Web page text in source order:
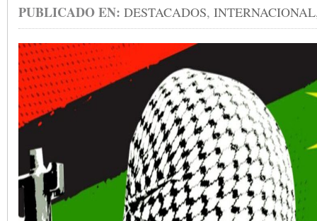
PUBLICADO EN: DESTACADOS, INTERNACIONAL